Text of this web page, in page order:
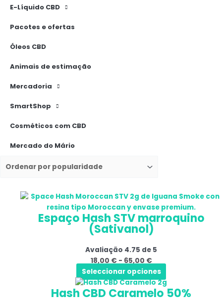
E-Líquido CBD
Pacotes e ofertas
Óleos CBD
Animais de estimação
Mercadoria
SmartShop
Cosméticos com CBD
Mercado do Mário
Espaço Hash STV marroquino
(Sativanol)
Avaliação 4.75 de 5
18,00 € - 65,00 €
Gama
de
preços:
18,00 €
65,00 €
Seleccionar opciones
Este
produto
tem
várias
As
opções
podem
ser
selecionadas
Hash CBD Caramelo 50%
Gama
de
Este
produto